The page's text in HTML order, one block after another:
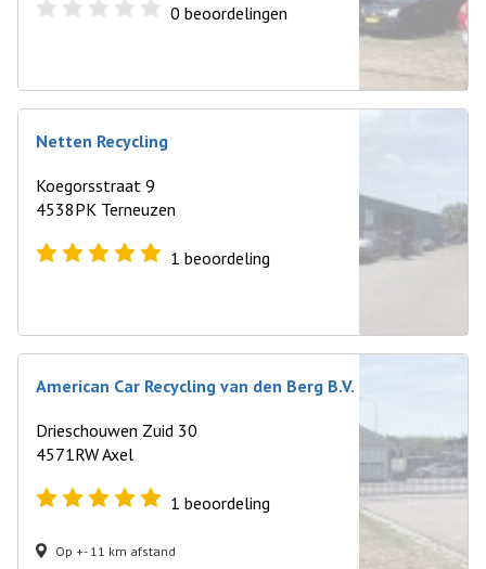
0 beoordelingen
Netten Recycling
Koegorsstraat 9
4538PK Terneuzen
1 beoordeling
American Car Recycling van den Berg B.V.
Drieschouwen Zuid 30
4571RW Axel
1 beoordeling
Op +- 11 km afstand